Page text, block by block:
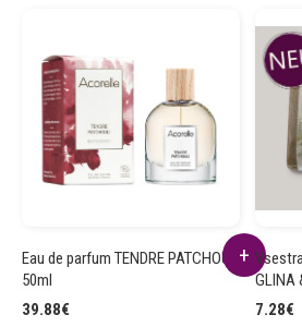
Eau de parfum TENDRE PATCHOULI
50ml
39.88€
GLINA
7.28€